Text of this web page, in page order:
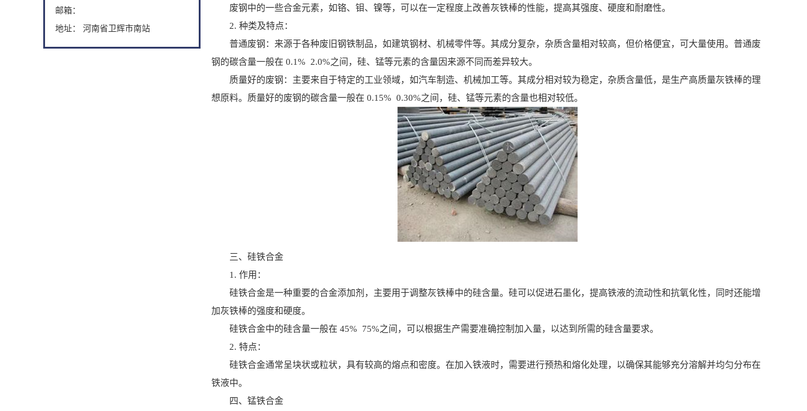
邮箱：
地址： 河南省卫辉市南站
废钢中的一些合金元素，如铬、钼、镍等，可以在一定程度上改善灰铁棒的性能，提高其强度、硬度和耐磨性。
2. 种类及特点：
普通废钢：来源于各种废旧钢铁制品，如建筑钢材、机械零件等。其成分复杂，杂质含量相对较高，但价格便宜，可大量使用。普通废
钢的碳含量一般在 0.1% 2.0%之间，硅、锰等元素的含量因来源不同而差异较大。
质量好的废钢：主要来自于特定的工业领域，如汽车制造、机械加工等。其成分相对较为稳定，杂质含量低，是生产高质量灰铁棒的理
想原料。质量好的废钢的碳含量一般在 0.15% 0.30%之间，硅、锰等元素的含量也相对较低。
三、硅铁合金
1. 作用：
硅铁合金是一种重要的合金添加剂，主要用于调整灰铁棒中的硅含量。硅可以促进石墨化，提高铁液的流动性和抗氧化性，同时还能增
加灰铁棒的强度和硬度。
硅铁合金中的硅含量一般在 45% 75%之间，可以根据生产需要准确控制加入量，以达到所需的硅含量要求。
2. 特点：
硅铁合金通常呈块状或粒状，具有较高的熔点和密度。在加入铁液时，需要进行预热和熔化处理，以确保其能够充分溶解并均匀分布在
铁液中。
四、锰铁合金